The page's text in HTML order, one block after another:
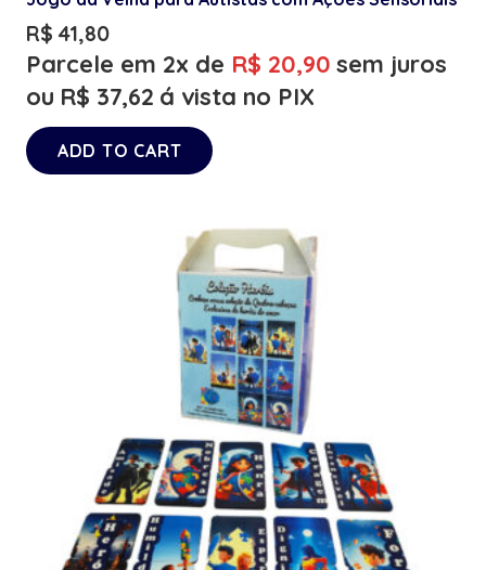
R$ 41,80
Parcele em 2x de R$ 20,90 sem juros
ou R$ 37,62 á vista no PIX
ADD TO CART